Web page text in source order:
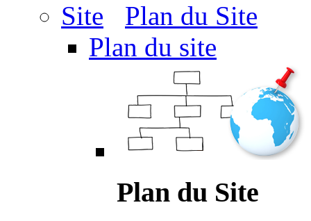
Plan du Site
Plan du site
Plan du Site